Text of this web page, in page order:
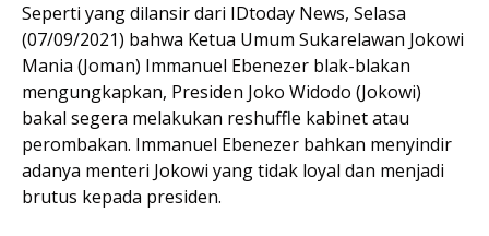
Seperti yang dilansir dari IDtoday News, Selasa
(07/09/2021) bahwa Ketua Umum Sukarelawan Jokowi
Mania (Joman) Immanuel Ebenezer blak-blakan
mengungkapkan, Presiden Joko Widodo (Jokowi)
bakal segera melakukan reshuffle kabinet atau
perombakan. Immanuel Ebenezer bahkan menyindir
adanya menteri Jokowi yang tidak loyal dan menjadi
brutus kepada presiden.